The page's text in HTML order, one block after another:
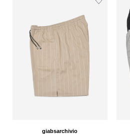
giabsarchivio